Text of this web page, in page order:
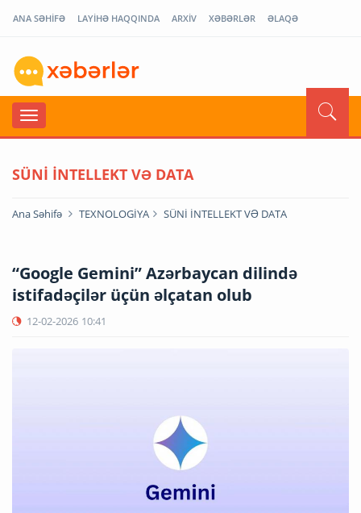
ANA SƏHİFƏ LAYİHƏ HAQQINDA ARXİV XƏBƏRLƏR ƏLAQƏ
SÜNİ İNTELLEKT VƏ DATA
Ana Səhifə TEXNOLOGİYA SÜNİ İNTELLEKT VƏ DATA
“Google Gemini” Azərbaycan dilində
istifadəçilər üçün əlçatan olub
12-02-2026 10:41